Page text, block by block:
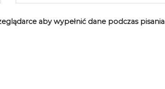
aby wypełnić dane podczas pisania